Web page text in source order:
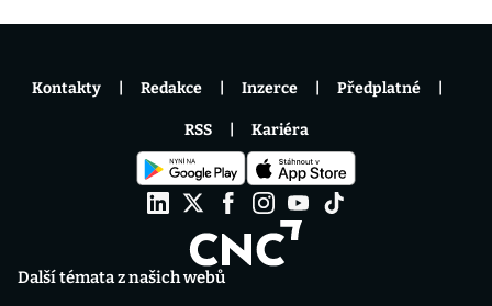
Další témata z našich webů
Kontakty Redakce Inzerce Předplatné
RSS Kariéra